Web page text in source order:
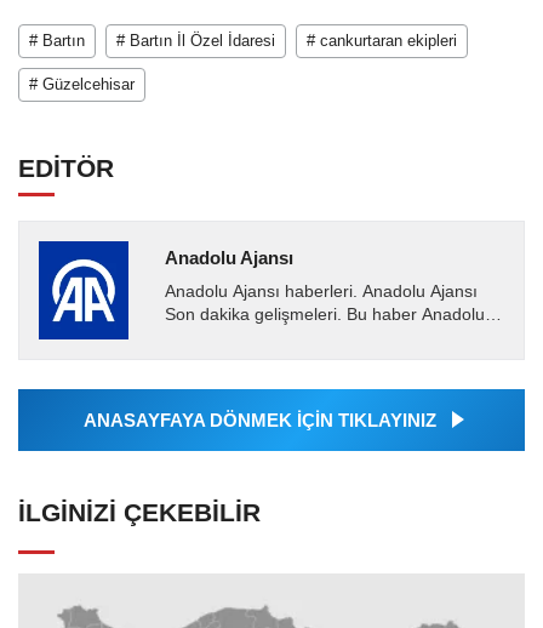
# Bartın # Bartın İl Özel İdaresi # cankurtaran ekipleri
# Güzelcehisar
EDİTÖR
Anadolu Ajansı
Anadolu Ajansı haberleri. Anadolu Ajansı
Son dakika gelişmeleri. Bu haber Anadolu
Ajansı tarafından...
ANASAYFAYA DÖNMEK İÇİN TIKLAYINIZ
İLGINIZI ÇEKEBILIR